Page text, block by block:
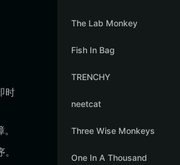
时
The Lab Monkey
Fish In Bag
TRENCHY
neetcat
Three Wise Monkeys
One In A Thousand